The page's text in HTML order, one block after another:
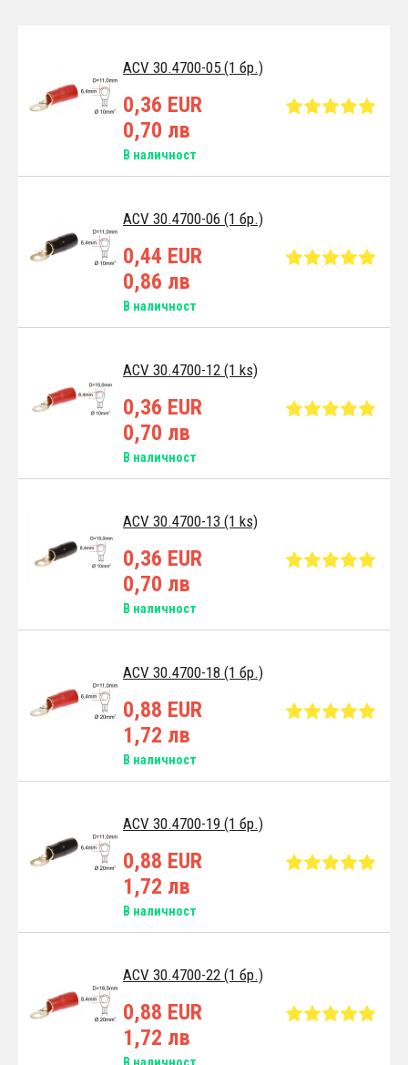
ACV 30.4700-05 (1 бр.)
0,36 EUR
0,70 лв
В наличност
ACV 30.4700-06 (1 бр.)
0,44 EUR
0,86 лв
В наличност
ACV 30.4700-12 (1 ks)
0,36 EUR
0,70 лв
В наличност
ACV 30.4700-13 (1 ks)
0,36 EUR
0,70 лв
В наличност
ACV 30.4700-18 (1 бр.)
0,88 EUR
1,72 лв
В наличност
ACV 30.4700-19 (1 бр.)
0,88 EUR
1,72 лв
В наличност
ACV 30.4700-22 (1 бр.)
0,88 EUR
1,72 лв